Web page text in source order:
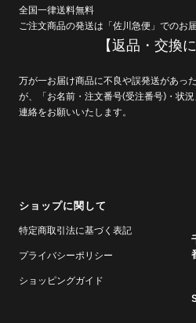
全国一律送料無料
ご注文商品の発送は「佐川急便」でのお
【返品・交換
万が一お届け商品に不良や誤発送があっ
が、「お名前・注文番号(受注番号)・状
連絡をお願いいたします。
ショップに関して
特定商取引法に基づく表記
プライバシーポリシー
ショッピングガイド